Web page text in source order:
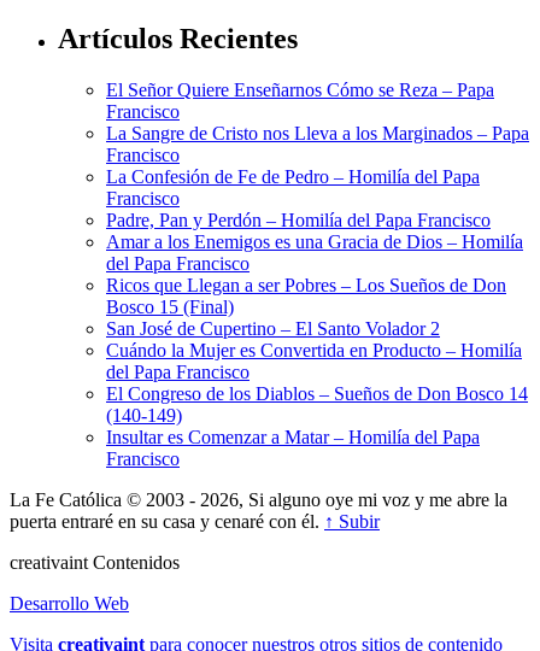
Artículos Recientes
El Señor Quiere Enseñarnos Cómo se Reza – Papa
Francisco
La Sangre de Cristo nos Lleva a los Marginados – Papa
Francisco
La Confesión de Fe de Pedro – Homilía del Papa
Francisco
Padre, Pan y Perdón – Homilía del Papa Francisco
Amar a los Enemigos es una Gracia de Dios – Homilía
del Papa Francisco
Ricos que Llegan a ser Pobres – Los Sueños de Don
Bosco 15 (Final)
San José de Cupertino – El Santo Volador 2
Cuándo la Mujer es Convertida en Producto – Homilía
del Papa Francisco
El Congreso de los Diablos – Sueños de Don Bosco 14
(140-149)
Insultar es Comenzar a Matar – Homilía del Papa
Francisco
La Fe Católica © 2003 - 2026, Si alguno oye mi voz y me abre la
puerta entraré en su casa y cenaré con él. ↑ Subir
creativaint Contenidos
Desarrollo Web
Visita creativaint para conocer nuestros otros sitios de contenido